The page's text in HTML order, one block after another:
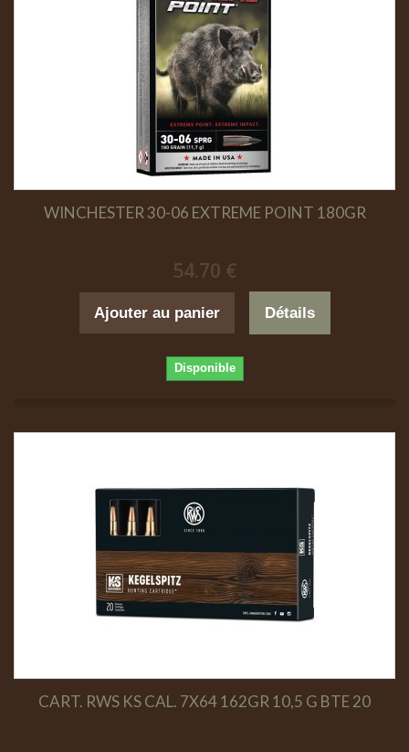
WINCHESTER 30-06 EXTREME POINT 180GR
54.70 €
Ajouter au panier Détails
Disponible
CART. RWS KS CAL. 7X64 162GR 10,5 G BTE 20